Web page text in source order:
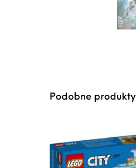
Podobne produkty